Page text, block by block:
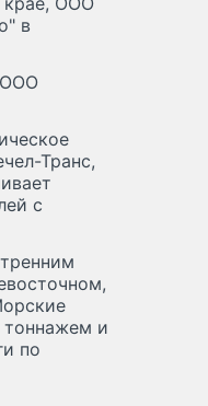
в
ООО
Транс,
с
тоннажем и
по